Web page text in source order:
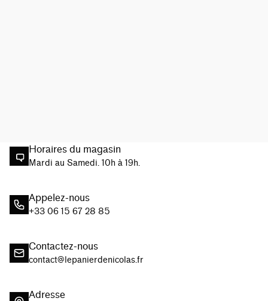
Horaires du magasin
Mardi au Samedi. 10h à 19h.
Appelez-nous
+33 06 15 67 28 85
Contactez-nous
contact@lepanierdenicolas.fr
Adresse